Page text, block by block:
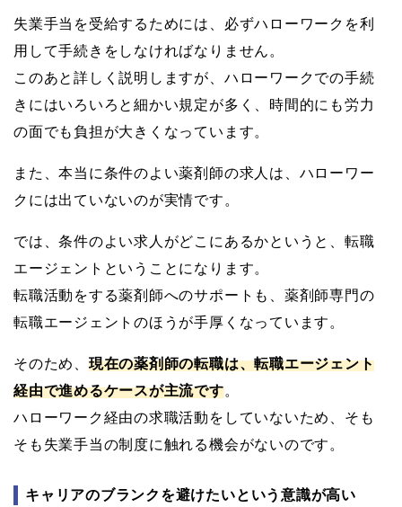
失業手当を受給するためには、必ずハローワークを利
用して手続きをしなければなりません。
このあと詳しく説明しますが、ハローワークでの手続
きにはいろいろと細かい規定が多く、時間的にも労力
の面でも負担が大きくなっています。
また、本当に条件のよい薬剤師の求人は、ハローワー
クには出ていないのが実情です。
では、条件のよい求人がどこにあるかというと、転職
エージェントということになります。
転職活動をする薬剤師へのサポートも、薬剤師専門の
転職エージェントのほうが手厚くなっています。
そのため、 現在の薬剤師の転職は、転職エージェント
経由で進めるケースが主流です。
ハローワーク経由の求職活動をしていないため、そも
そも失業手当の制度に触れる機会がないのです。
キャリアのブランクを避けたいという意識が高い